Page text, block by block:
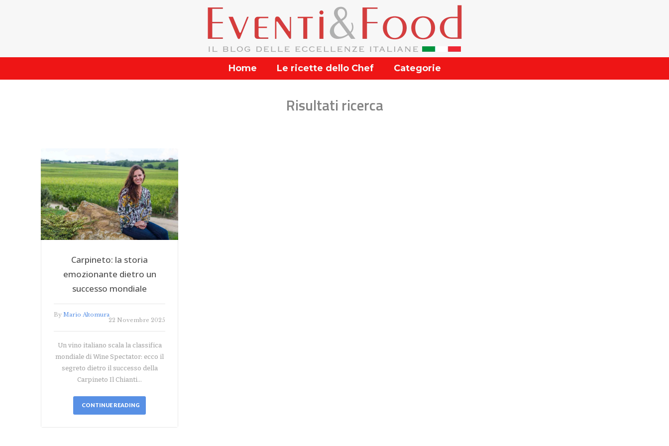
Home Le ricette dello Chef Categorie
Risultati ricerca
Carpineto: la storia
emozionante dietro un
successo mondiale
By Mario Altomura
22 Novembre 2025
Un vino italiano scala la classifica
mondiale di Wine Spectator: ecco il
segreto dietro il successo della
Carpineto Il Chianti…
CONTINUE READING